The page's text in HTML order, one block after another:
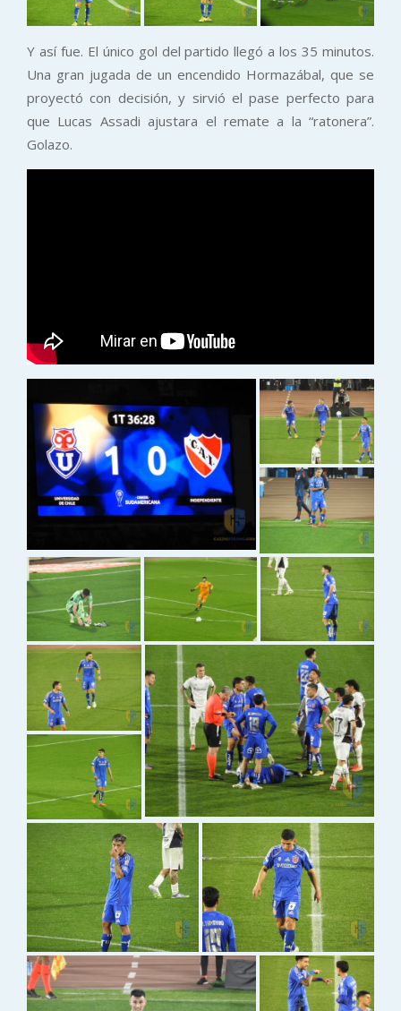
Y así fue. El único gol del partido llegó a los 35 minutos.
Una gran jugada de un encendido Hormazábal, que se
proyectó con decisión, y sirvió el pase perfecto para
que Lucas Assadi ajustara el remate a la “ratonera”.
Golazo.